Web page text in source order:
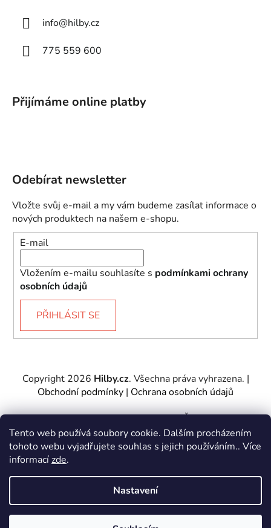
Tento web používá soubory cookie. Dalším procházením
tohoto webu vyjadřujete souhlas s jejich používáním.. Více
informacízde.
Nastavení
info@hilby.cz
775 559 600
Přijímáme online platby
Odebírat newsletter
Vložte svůj e-mail a my vám budeme zasílat informace o
nových produktech na našem e-shopu.
E-mail
Vložením e-mailu souhlasíte s podmínkami ochrany
osobních údajů
PŘIHLÁSIT SE
Vytvořil Shoptet&PekneWeby
Copyright 2026 Hilby.cz. Všechna práva vyhrazena. |
Obchodní podmínky | Ochrana osobních údajů
Provozovatel e-shopu: Hilby CZ s.r.o., IČ: 27467317, se
sídlem Soukenická 2082/7,11000 Praha 1 – Nové
Město.
Společnost je zapsána u Městského soudu v Praze -